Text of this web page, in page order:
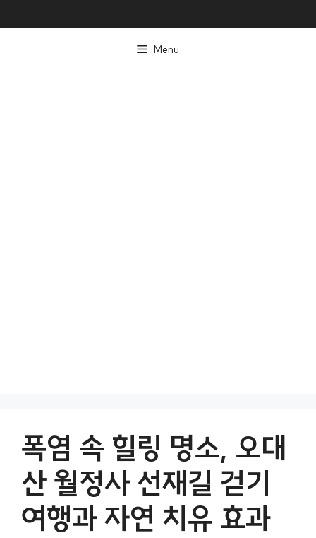
Menu
폭염 속 힐링 명소, 오대
산 월정사 선재길 걷기
여행과 자연 치유 효과